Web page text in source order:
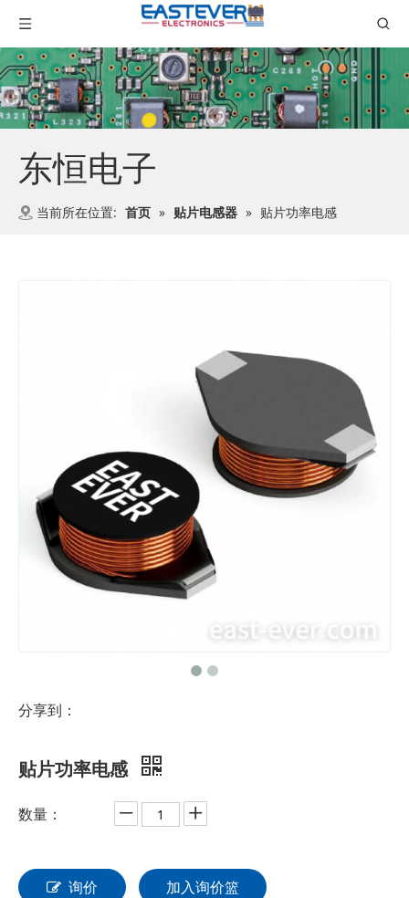
东恒电子
当前所在位置: 首页 » 贴片电感器 » 贴片功率电感
分享到：
贴片功率电感
数量：
询价 加入询价篮